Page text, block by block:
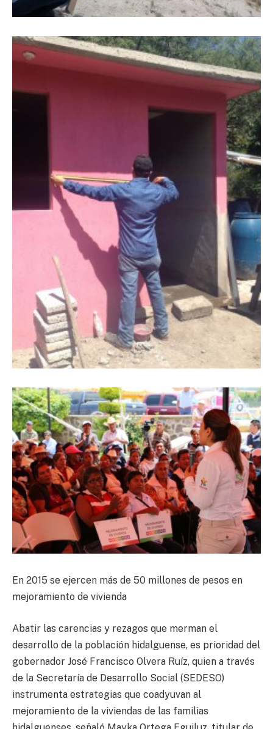
En 2015 se ejercen más de 50 millones de pesos en
mejoramiento de vivienda
Abatir las carencias y rezagos que merman el
desarrollo de la población hidalguense, es prioridad del
gobernador José Francisco Olvera Ruíz, quien a través
de la Secretaría de Desarrollo Social (SEDESO)
instrumenta estrategias que coadyuvan al
mejoramiento de la viviendas de las familias